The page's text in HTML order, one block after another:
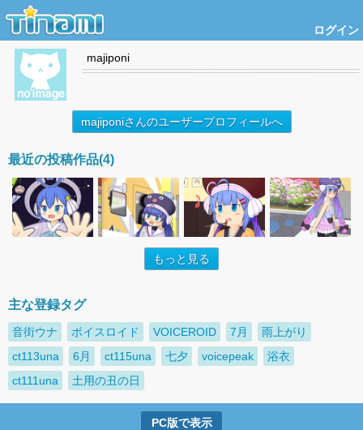
ログイン
majiponi
majiponiさんのユーザープロフィールへ
最近の投稿作品(4)
もっと見る
主な登録タグ
音街ウナ ボイスロイド VOICEROID 7月
雨上がり
ct113una
6月 ct115una 七夕 voicepeak
浴衣
ct111una
土用の丑の日
PC版で表示